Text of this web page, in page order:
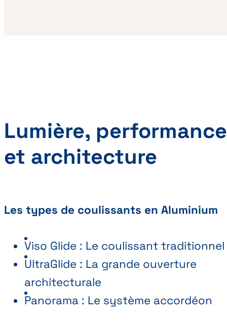
Lumière, performance
et architecture
Les types de coulissants en Aluminium
Viso Glide : Le coulissant traditionnel
UltraGlide : La grande ouverture
architecturale
Panorama : Le système accordéon